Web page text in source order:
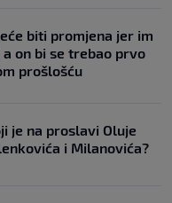
biti promjena jer im
a on bi se trebao prvo
prošlošću
je na proslavi Oluje
i Milanovića?